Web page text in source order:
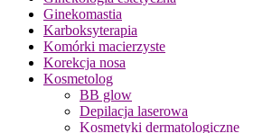
Ginekomastia
Karboksyterapia
Komórki macierzyste
Korekcja nosa
Kosmetolog
BB glow
Depilacja laserowa
Kosmetyki dermatologiczne